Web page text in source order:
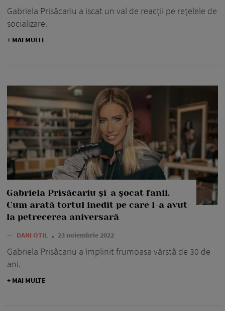
Gabriela Prisăcariu a iscat un val de reacții pe rețelele de
socializare.
+ MAI MULTE
Gabriela Prisăcariu și-a șocat fanii.
Cum arată tortul inedit pe care l-a avut
la petrecerea aniversară
— DANI OTIL 23 noiembrie 2022
Gabriela Prisăcariu a împlinit frumoasa vârstă de 30 de
ani.
+ MAI MULTE